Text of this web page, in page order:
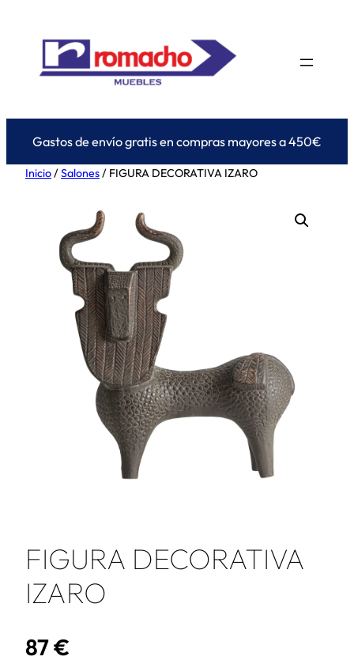
contenido
Gastos de envío gratis en compras mayores a 450€
Inicio/Salones/ FIGURA DECORATIVA IZARO
FIGURA DECORATIVA
IZARO
87€